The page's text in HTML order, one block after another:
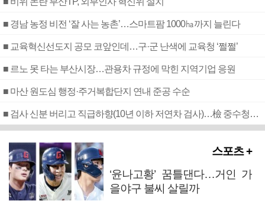
■ 경남 농정 비전 ‘잘 사는 농촌’…스마트팜 1000㏊까지 늘린다
■ 교육혁신선도지 공모 코앞인데…구·군 난색에 교육청 ‘쩔쩔’
■ 르노 못 타는 부산시장…관용차 규정에 막힌 지역기업 응원
■ 마산 원도심 행정·주거복합단지 연내 준공 수순
■ 검사 신분 버리고 직급하향(10년 이하 저연차 검사)…檢 중수청행 기피
스포츠 +
‘윤나고황’ 꿈틀댄다…거인 가
을야구 불씨 살릴까